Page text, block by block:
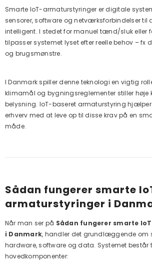
Smarte IoT-armaturstyringer er digitale
sensorer, software og netværksforbindelser til
intelligent. I stedet for manuel tænd/sluk eller
tilpasser systemet lyset efter reelle behov – fx
og brugsmønstre.
I Danmark spiller denne teknologi en vigtig
klimamål og bygningsreglementer stiller høje
belysning. IoT-baseret armaturstyring
erhverv med at leve op til disse krav på en
måde.
Sådan fungerer smarte
armaturstyringer i
Når man ser på Sådan fungerer smarte
i Danmark, handler det grundlæggende om
hardware, software og data. Systemet består
hovedkomponenter: